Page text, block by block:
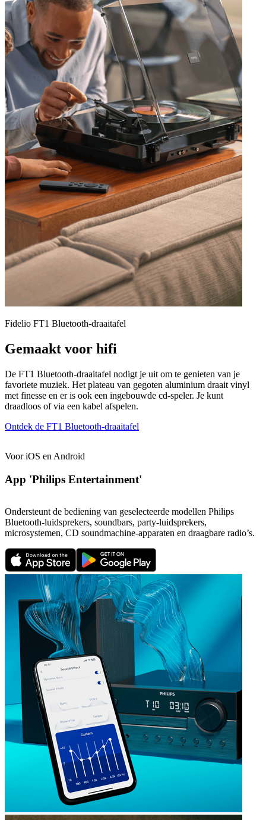
Fidelio FT1 Bluetooth-draaitafel
Gemaakt voor hifi
De FT1 Bluetooth-draaitafel nodigt je uit om te genieten van je
favoriete muziek. Het plateau van gegoten aluminium draait vinyl
met finesse en er is ook een ingebouwde cd-speler. Je kunt
draadloos of via een kabel afspelen.
Ontdek de FT1 Bluetooth-draaitafel
Voor iOS en Android
App 'Philips Entertainment'
Ondersteunt de bediening van geselecteerde modellen Philips
Bluetooth-luidsprekers, soundbars, party-luidsprekers,
microsystemen, CD soundmachine-apparaten en draagbare radio’s.